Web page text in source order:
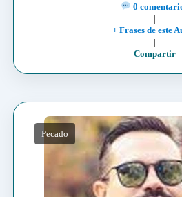
0
|
+ Frases de este
|
Compartir
Pecado